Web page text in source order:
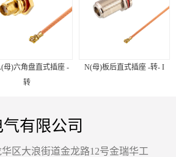
母)六角盘直式插座 -
转
N(母)板后直式插座 -转- I
有限公司
区大浪街道金龙路12号金瑞华工